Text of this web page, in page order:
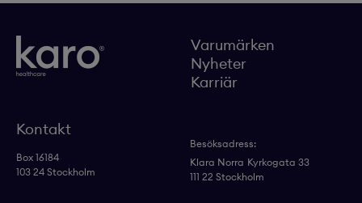
Varumärken
Nyheter
Karriär
Kontakt
Box 16184
103 24 Stockholm
Besöksadress:
Klara Norra Kyrkogata 33
111 22 Stockholm